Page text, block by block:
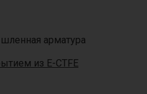
арматура
из E-CTFE